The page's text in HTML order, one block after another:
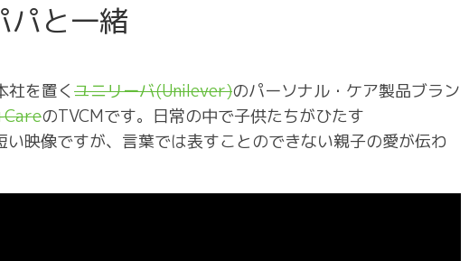
パと一緒
社を置くユニリーバ(Unilever)のパーソナル・ケア製品ブラン
のTVCMです。日常の中で子供たちがひたす
映像ですが、言葉では表すことのできない親子の愛が伝わ